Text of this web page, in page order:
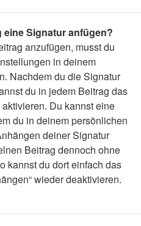
eine Signatur anfügen?
anzufügen, musst du
in deinem
Nachdem du die Signatur
du in jedem Beitrag das
Du kannst eine
du in deinem persönlichen
deiner Signatur
Beitrag dennoch ohne
kannst du dort einfach das
wieder deaktivieren.